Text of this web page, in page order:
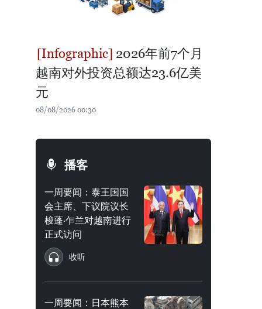
2026年前7个月
越南对外投资总额达23.6亿美
元
08/08/2026 00:30
播客
一周要闻：泰王国国
会主席、下议院议长
梭蓬·乍兰对越南进行
正式访问
收听
一周要闻：日本熊本